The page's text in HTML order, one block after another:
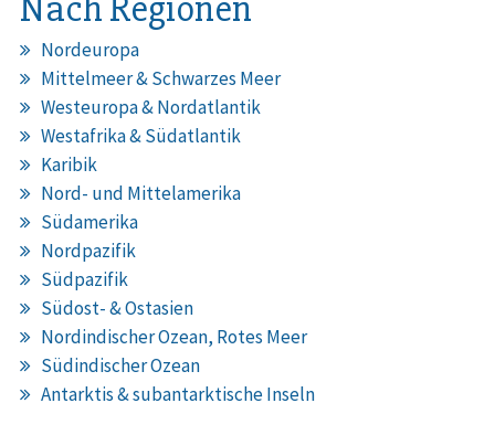
Nordeuropa
Mittelmeer & Schwarzes Meer
Westeuropa & Nordatlantik
Westafrika & Südatlantik
Karibik
Nord- und Mittelamerika
Südamerika
Nordpazifik
Südpazifik
Südost- & Ostasien
Nordindischer Ozean, Rotes Meer
Südindischer Ozean
Antarktis & subantarktische Inseln